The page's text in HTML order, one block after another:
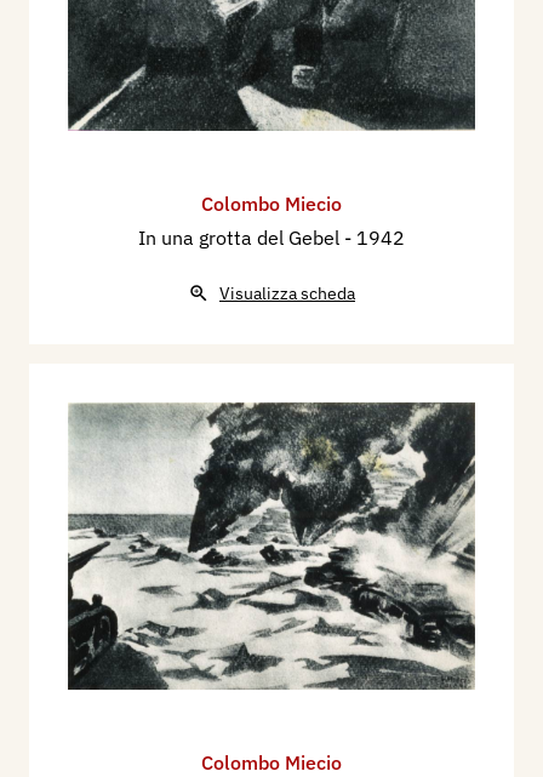
Colombo Miecio
In una grotta del Gebel - 1942
Visualizza scheda
Colombo Miecio